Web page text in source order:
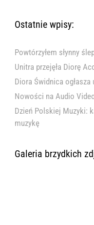
Ostatnie wpisy:
Powtórzyłem słynny
Unitra przejęła Diorę
Diora Świdnica
Nowości na Audio
Dzień Polskiej Muzyki:
muzykę
Galeria brzydkich